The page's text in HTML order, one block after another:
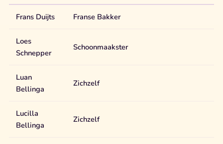
Frans Duijts Franse Bakker
Loes
Schnepper
Schoonmaakster
Luan
Bellinga
Zichzelf
Lucilla
Bellinga
Zichzelf